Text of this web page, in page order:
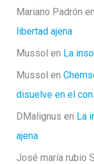
Mariano Padrón en
libertad ajena
Mussol en La
Mussol en
disuelve en el
DMalignus en La
ajena
José maría rubio